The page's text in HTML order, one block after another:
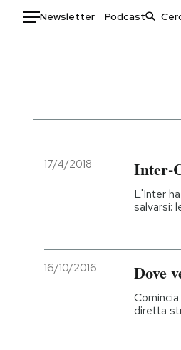
Newsletter Podcast
Italia
Politica
Economia
17/4/2018 Inter-
L'Inter
salvarsi:
16/10/2016 Dove
diretta